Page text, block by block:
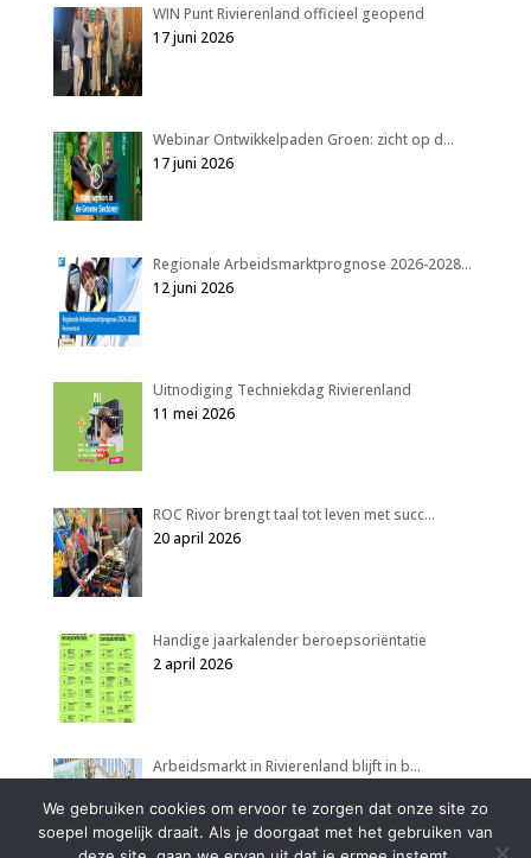
WIN Punt Rivierenland officieel geopend
17 juni 2026
Webinar Ontwikkelpaden Groen: zicht op d…
17 juni 2026
Regionale Arbeidsmarktprognose 2026-2028…
12 juni 2026
Uitnodiging Techniekdag Rivierenland
11 mei 2026
ROC Rivor brengt taal tot leven met succ…
20 april 2026
Handige jaarkalender beroepsoriëntatie
2 april 2026
Arbeidsmarkt in Rivierenland blijft in b…
We gebruiken cookies om ervoor te zorgen dat onze site zo
soepel mogelijk draait. Als je doorgaat met het gebruiken van